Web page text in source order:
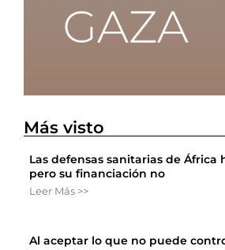
Más visto
Las defensas sanitarias de África
pero su financiación no
Leer Más >>
Al aceptar lo que no puede